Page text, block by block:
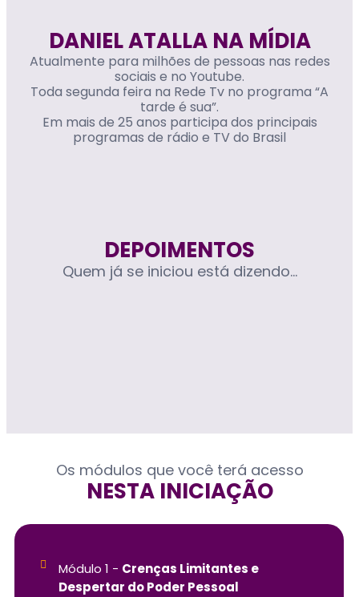
DANIEL ATALLA NA MÍDIA
Atualmente para milhões de pessoas nas redes
sociais e no Youtube.
Toda segunda feira na Rede Tv no programa “A
tarde é sua”.
Em mais de 25 anos participa dos principais
programas de rádio e TV do Brasil
DEPOIMENTOS
Quem já se iniciou está dizendo...
Os módulos que você terá acesso
NESTA INICIAÇÃO
Módulo 1 - Crenças Limitantes e
Despertar do Poder Pessoal